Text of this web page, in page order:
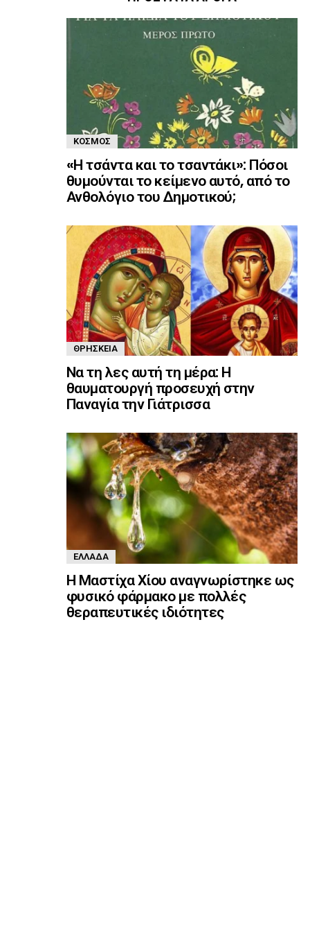
ΚΌΣΜΟΣ
«Η τσάντα και το τσαντάκι»: Πόσοι
θυμούνται το κείμενο αυτό, από το
Ανθολόγιο του Δημοτικού;
ΘΡΗΣΚΕΊΑ
Να τη λες αυτή τη μέρα: Η
θαυματουργή προσευχή στην
Παναγία την Γιάτρισσα
ΕΛΛΆΔΑ
Η Μαστίχα Χίου αναγνωρίστηκε ως
φυσικό φάρμακο με πολλές
θεραπευτικές ιδιότητες